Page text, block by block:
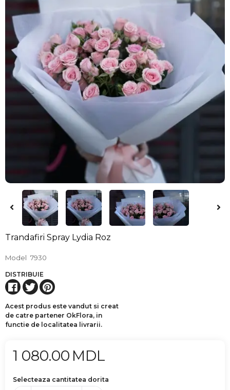
Trandafiri Spray Lydia Roz
Model 7930
DISTRIBUIE
Acest produs este vandut si creat
de catre partener OkFlora, in
functie de localitatea livrarii.
1 080.00 MDL
Selecteaza cantitatea dorita